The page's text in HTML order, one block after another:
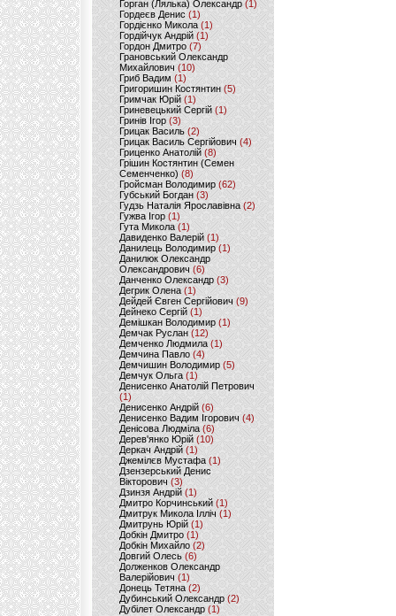
Горган (Лялька) Олександр(1)
Гордеєв Денис (1)
Гордієнко Микола (1)
Гордійчук Андрій (1)
Гордон Дмитро (7)
Грановський Олександр
Михайлович (10)
Гриб Вадим (1)
Григоришин Костянтин (5)
Гримчак Юрій(1)
Гриневецький Сергій(1)
Гринів Ігор (3)
Грицак Василь (2)
Грицак Василь Сергійович (4)
Гриценко Анатолій (8)
Грішин Костянтин (Семен
Семенченко)(8)
Гройсман Володимир(62)
Губський Богдан (3)
Гудзь Наталія Ярославівна(2)
Гужва Ігор (1)
Гута Микола (1)
Давиденко Валерій (1)
Данилець Володимир(1)
Данилюк Олександр
Олександрович (6)
Данченко Олександр (3)
Дегрик Олена(1)
Дейдей Євген Сергійович(9)
Дейнеко Сергій (1)
Демішкан Володимир(1)
Демчак Руслан (12)
Демченко Людмила (1)
Демчина Павло (4)
Демчишин Володимир (5)
Демчук Ольга(1)
Денисенко Анатолій Петрович
(1)
Денисенко Андрій (6)
Денисенко Вадим Ігорович (4)
Денісова Людміла(6)
Дерев'янко Юрій(10)
Деркач Андрій(1)
Джемілєв Мустафа (1)
Дзензерський Денис
Вікторович (3)
Дзинзя Андрій (1)
Дмитро Корчинський (1)
Дмитрук Микола Ілліч (1)
Дмитрунь Юрій (1)
Добкін Дмитро(1)
Добкін Михайло (2)
Довгий Олесь (6)
Долженков Олександр
Валерійович (1)
Донець Тетяна (2)
Дубинський Олександр(2)
Дубілет Олександр (1)